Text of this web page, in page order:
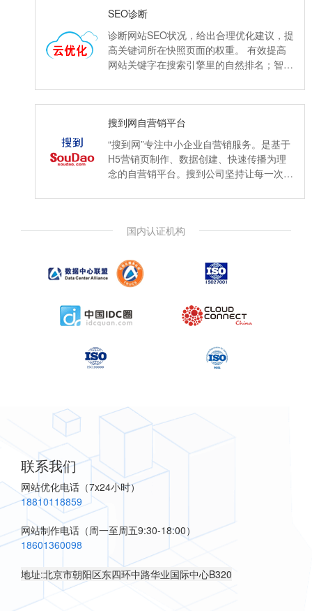
SEO诊断
诊断网站SEO状况，给出合理优化建议，提
高关键词所在快照页面的权重。 有效提高
网站关键字在搜索引擎里的自然排名；智能
加搜索流量。
搜到网自营销平台
“搜到网”专注中小企业自营销服务。是基于
H5营销页制作、数据创建、快速传播为理
念的自营销平台。搜到公司坚持让每一次传
心，帮助企业与客户建立长期联系。
国内认证机构
联系我们
网站优化电话 （7x24小时）
18810118859
网站制作电话 （周一至周五9:30-18:00）
18601360098
地址:北京市朝阳区东四环中路华业国际中心B320